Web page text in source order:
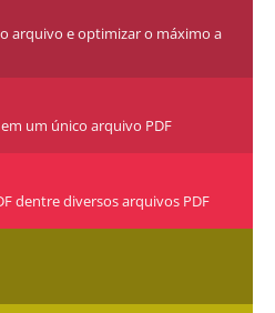
arquivo e optimizar o máximo a
um único arquivo PDF
dentre diversos arquivos PDF